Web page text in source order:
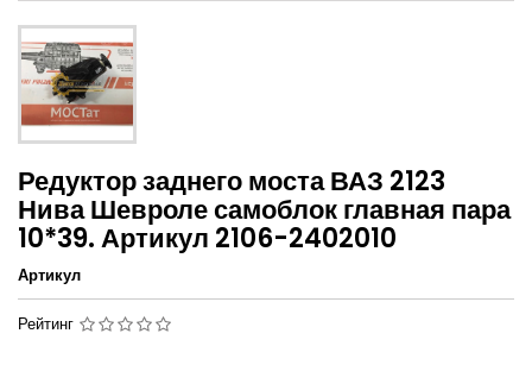
Редуктор заднего моста ВАЗ 2123
Нива Шевроле самоблок главная пара
10*39. Артикул 2106-2402010
Артикул
Рейтинг